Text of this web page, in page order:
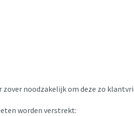
noodzakelijk om deze zo
worden verstrekt: